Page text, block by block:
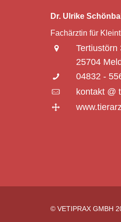
Dr. Ulrike Schönball
Fachärztin für
Tertiustörn
25704
04832 -
kontakt @
© VETIPRAX GMBH